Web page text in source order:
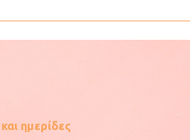
ημερίδες